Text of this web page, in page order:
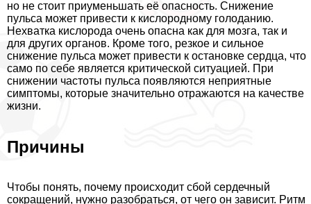
но не стоит приуменьшать её опасность. Снижение
пульса может привести к кислородному голоданию.
Нехватка кислорода очень опасна как для мозга, так и
для других органов. Кроме того, резкое и сильное
снижение пульса может привести к остановке сердца, что
само по себе является критической ситуацией. При
снижении частоты пульса появляются неприятные
симптомы, которые значительно отражаются на качестве
жизни.
Причины
Чтобы понять, почему происходит сбой сердечный
сокращений, нужно разобраться, от чего он зависит. Ритм